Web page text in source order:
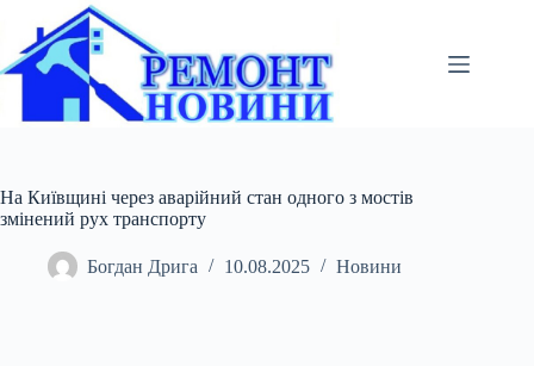
вмісту
На Київщині через аварійний стан одного з мостів
змінений рух транспорту
Богдан Дрига 10.08.2025 Новини